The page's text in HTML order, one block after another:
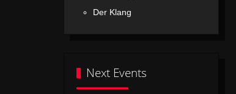
Der Klang
Next Events